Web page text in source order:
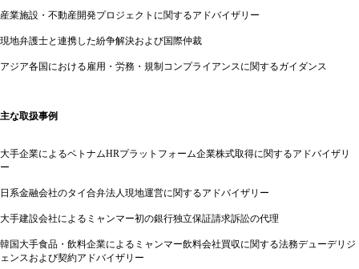
産業施設・不動産開発プロジェクトに関するアドバイザリー
現地弁護士と連携した紛争解決および国際仲裁
アジア各国における雇用・労務・規制コンプライアンスに関するガイダンス
主な取扱事例
大手企業によるベトナムHRプラットフォーム企業株式取得に関するアドバイザリ
ー
日系金融会社のタイ合弁法人現地運営に関するアドバイザリー
大手建設会社によるミャンマー初の銀行独立保証請求訴訟の代理
韓国大手食品・飲料企業によるミャンマー飲料会社買収に関する法務デューデリジ
ェンスおよび契約アドバイザリー